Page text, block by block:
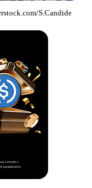
S.Candide